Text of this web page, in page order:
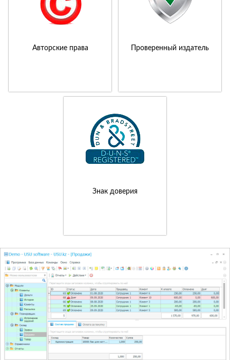
Авторские права Проверенный издатель
Знак доверия